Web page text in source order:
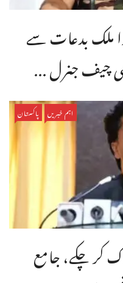
ملک بدعات سے
چیف جنرل ...
اہم خبریں پاکستان
کر چکے، جامع